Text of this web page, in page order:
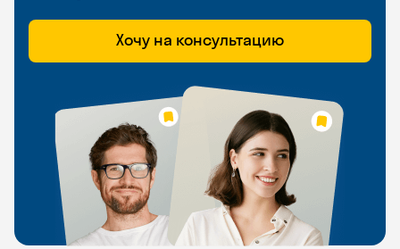
Хочу на консультацию